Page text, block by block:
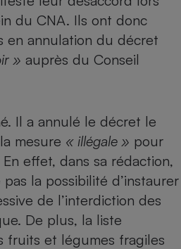
du CNA. Ils ont donc
en annulation du décret
» auprès du Conseil
Il a annulé le décret le
mesure « illégale » pour
effet, dans sa rédaction,
pas la possibilité d’instaurer
de l’interdiction des
De plus, la liste
fruits et légumes fragiles
Robot ménager